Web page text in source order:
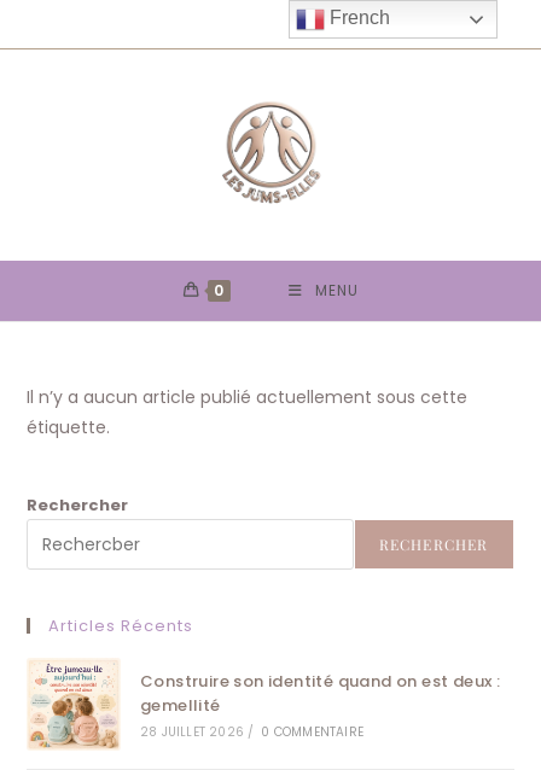
to
0 MENU
Il n’y a aucun article publié actuellement sous cette
étiquette.
Rechercher
RECHERCHER
Articles Récents
Construire son identité quand on est deux :
gemellité
28 JUILLET 2026 / 0 COMMENTAIRE
French